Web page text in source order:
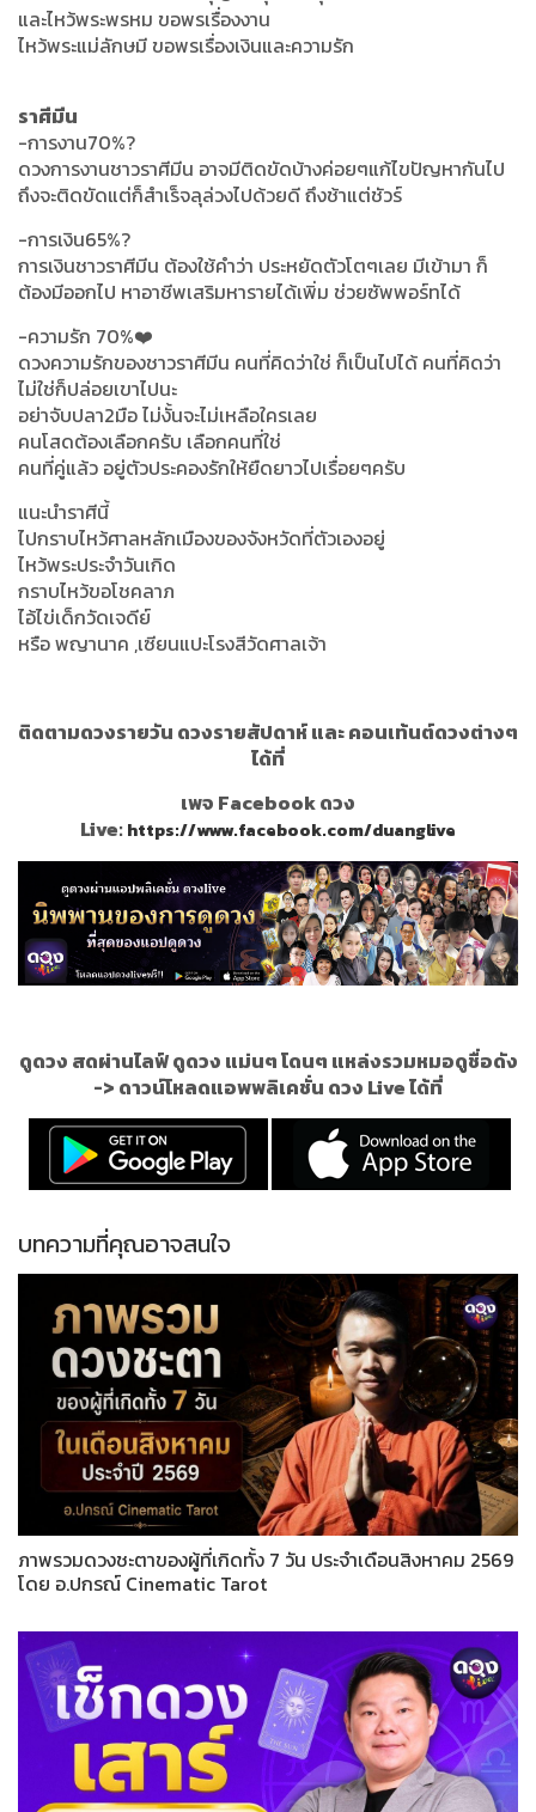
และไหว้พระพรหม ขอพรเรื่องงาน
ไหว้พระแม่ลักษมี ขอพรเรื่องเงินและความรัก
ราศีมีน
-การงาน70%?
ดวงการงานชาวราศีมีน อาจมีติดขัดบ้างค่อยๆแก้ไขปัญหากันไป
ถึงจะติดขัดแต่ก็สำเร็จลุล่วงไปด้วยดี ถึงช้าแต่ชัวร์
-การเงิน65%?
การเงินชาวราศีมีน ต้องใช้คำว่า ประหยัดตัวโตๆเลย มีเข้ามา ก็
ต้องมีออกไป หาอาชีพเสริมหารายได้เพิ่ม ช่วยซัพพอร์ทได้
-ความรัก 70%❤️
ดวงความรักของชาวราศีมีน คนที่คิดว่าใช่ ก็เป็นไปได้ คนที่คิดว่า
ไม่ใช่ก็ปล่อยเขาไปนะ
อย่าจับปลา2มือ ไม่งั้นจะไม่เหลือใครเลย
คนโสดต้องเลือกครับ เลือกคนที่ใช่
คนที่คู่แล้ว อยู่ตัวประคองรักให้ยืดยาวไปเรื่อยๆครับ
แนะนำราศีนี้
ไปกราบไหว้ศาลหลักเมืองของจังหวัดที่ตัวเองอยู่
ไหว้พระประจำวันเกิด
กราบไหว้ขอโชคลาภ
ไอ้ไข่เด็กวัดเจดีย์
หรือ พญานาค ,เซียนแปะโรงสีวัดศาลเจ้า
ติดตามดวงรายวัน ดวงรายสัปดาห์ และ คอนเท้นต์ดวงต่างๆ
ได้ที่
เพจ Facebook ดวง
Live:https://www.facebook.com/duanglive
ดูดวง สดผ่านไลฟ์ ดูดวง แม่นๆ โดนๆ แหล่งรวมหมอดูชื่อดัง
-> ดาวน์โหลดแอพพลิเคชั่น ดวง Live ได้ที่
บทความที่คุณอาจสนใจ
ภาพรวมดวงชะตาของผู้ที่เกิดทั้ง 7 วัน ประจำเดือนสิงหาคม 2569
โดย อ.ปกรณ์ Cinematic Tarot